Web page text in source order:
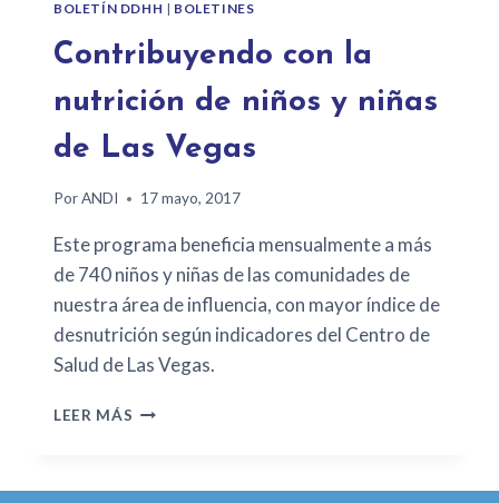
BOLETÍN DDHH | BOLETINES
Contribuyendo con la
nutrición de niños y niñas
de Las Vegas
PorANDI 17 mayo, 2017
Este programa beneficia mensualmente a más
de 740 niños y niñas de las comunidades de
nuestra área de influencia, con mayor índice de
desnutrición según indicadores del Centro de
Salud de Las Vegas.
LEER MÁS